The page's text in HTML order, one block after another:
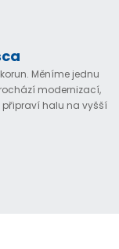
Měníme jednu
modernizací,
připraví halu na vyšší